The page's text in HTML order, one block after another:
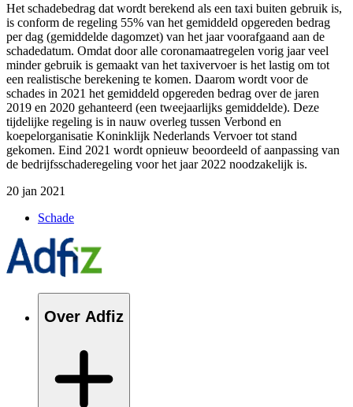
Het schadebedrag dat wordt berekend als een taxi buiten gebruik is,
is conform de regeling 55% van het gemiddeld opgereden bedrag
per dag (gemiddelde dagomzet) van het jaar voorafgaand aan de
schadedatum. Omdat door alle coronamaatregelen vorig jaar veel
minder gebruik is gemaakt van het taxivervoeris het lastig om tot
een realistische berekening te komen. Daarom wordt voor de
schades in 2021 het gemiddeld opgereden bedrag over de jaren
2019 en 2020 gehanteerd (een tweejaarlijks gemiddelde). Deze
tijdelijke regeling is in nauw overleg tussen Verbond en
koepelorganisatie Koninklijk Nederlands Vervoer tot stand
gekomen. Eind 2021 wordt opnieuw beoordeeld of aanpassing van
de bedrijfsschaderegeling voor het jaar 2022 noodzakelijk is.
20 jan 2021
Schade
Over Adfiz